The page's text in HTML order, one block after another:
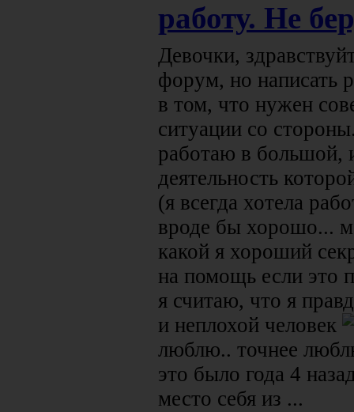
работу. Не
Девочки,
форум, но написать
в том, что нужен
ситуации со
работаю в большой,
деятельность
(я всегда хотела
вроде бы хорошо...
какой я хороший
на помощь если это
я считаю, что я
и неплохой человек
люблю.. точнее
это было года 4
место себя из ...